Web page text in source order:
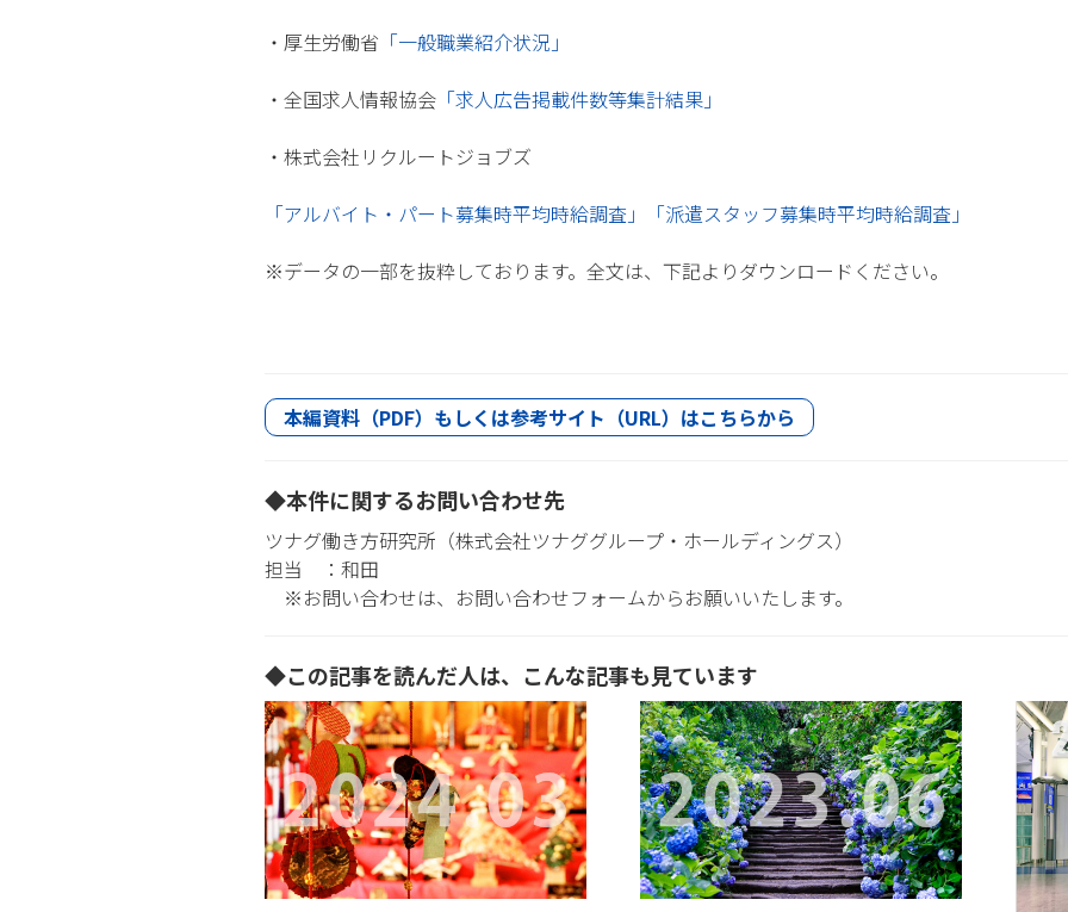
・厚生労働省 「一般職業紹介状況」
・全国求人情報協会 「求人広告掲載件数等集計結果」
・株式会社リクルートジョブズ
「アルバイト・パート募集時平均時給調査」
「派遣スタッフ募集時平均時給調査」
※データの一部を抜粋しております。全文は、下記よりダウンロードください。
本編資料（PDF）もしくは参考サイト（URL）はこちらから
◆本件に関するお問い合わせ先
ツナグ働き方研究所（株式会社ツナググループ・ホールディングス）
担当 ：和田
※お問い合わせは、お問い合わせフォームからお願いいたします。
◆この記事を読んだ人は、こんな記事も見ています